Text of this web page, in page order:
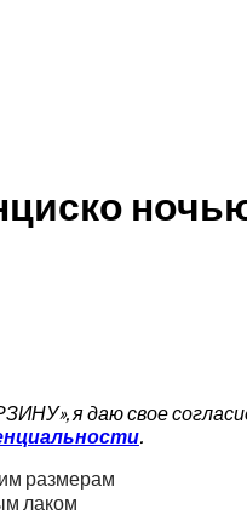
я даю свое
.
размерам
лаком